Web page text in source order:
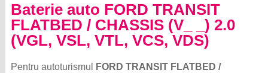
Baterie auto FORD TRANSIT
FLATBED / CHASSIS (V_ _) 2.0
(VGL, VSL, VTL, VCS, VDS)
Pentru autoturismul
FORD TRANSIT FLATBED /